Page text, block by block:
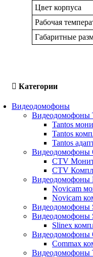
Цвет корпуса
Рабочая
Габаритные
Категории
Видеодомофоны
Видеодомофоны
Tantos
Tantos
Tantos
Видеодомофоны
CTV
CTV
Видеодомофоны
Novicam
Novicam
Видеодомофоны
Видеодомофоны
Slinex
Видеодомофоны
Commax
Видеодомофоны